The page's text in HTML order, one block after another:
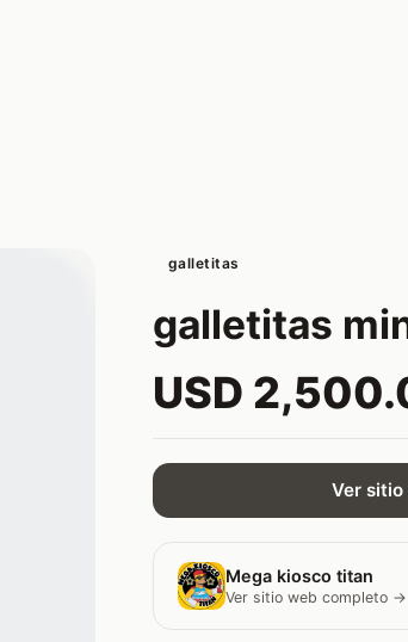
galletitas
galletitas
USD
Ver
Mega kiosco titan
Ver sitio web completo →